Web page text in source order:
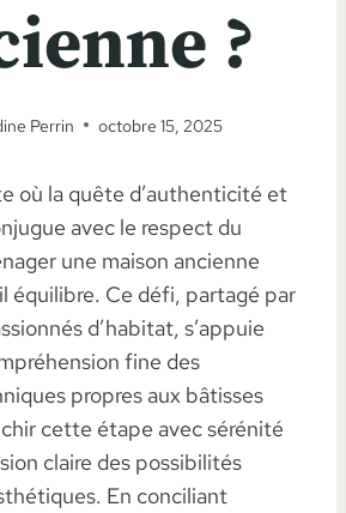
?
Perrin octobre 15, 2025
où la quête d’authenticité et
avec le respect du
une maison ancienne
équilibre. Ce défi, partagé par
d’habitat, s’appuie
fine des
propres aux bâtisses
cette étape avec sérénité
claire des possibilités
En conciliant